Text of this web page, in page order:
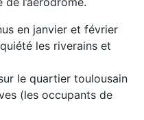
en janvier et février
les riverains et
le quartier toulousain
(les occupants de